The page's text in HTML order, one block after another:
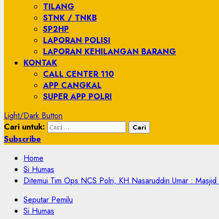
TILANG
STNK / TNKB
SP2HP
LAPORAN POLISI
LAPORAN KEHILANGAN BARANG
KONTAK
CALL CENTER 110
APP CANGKAL
SUPER APP POLRI
Light/Dark Button
Cari untuk:
Subscribe
Home
Si Humas
Ditemui Tim Ops NCS Polri, KH Nasaruddin Umar : Masjid
Seputar Pemilu
Si Humas